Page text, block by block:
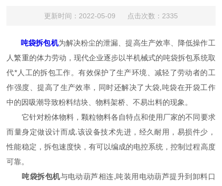
更新时间：2022-05-09 点击次数：2335
吨袋拆包机为解决粉尘的泄漏、提高生产效率、降低操作工
人繁重的体力劳动，现代企业逐步以半机械式的吨袋拆包系统取
代*人工的拆包工作。有效保护了生产环境、减轻了劳动者的工
作强度、提高了生产效率，同时还解决了大袋,吨袋在开袋工作
中的因吸潮导致粉料结块、物料架桥、不易出料的现象。
它针对粉体物料，颗粒物料各自特点和使用厂家的不同要求
而量身定做设计而成.该设备技术先进，经久耐用，易损件少，
性能稳定，拆包速度快，有可以编成的电控系统，控制过程高度
可靠。
吨袋拆包机与电动葫芦相连,吨装用电动葫芦提升到卸料口